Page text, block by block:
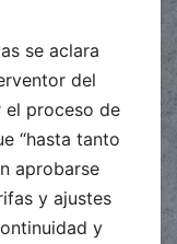
se aclara
del
el proceso de
“hasta tanto
aprobarse
y ajustes
y